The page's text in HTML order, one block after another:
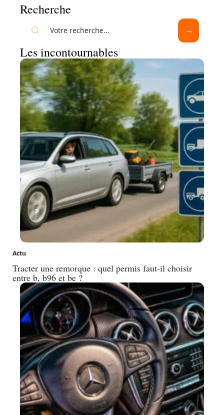
Recherche
Les incontournables
Actu
Tracter une remorque : quel permis faut-il choisir
entre b, b96 et be ?